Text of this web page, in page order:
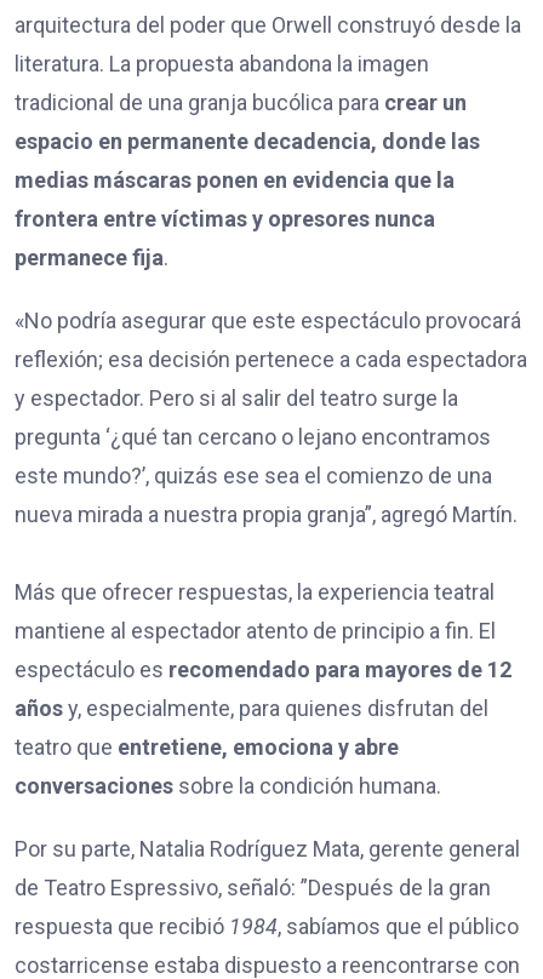
arquitectura del poder que Orwell construyó desde la
literatura. La propuesta abandona la imagen
tradicional de una granja bucólica para crear un
espacio en permanente decadencia, donde las
medias máscaras ponen en evidencia que la
frontera entre víctimas y opresores nunca
permanece fija.
«No podría asegurar que este espectáculo provocará
reflexión; esa decisión pertenece a cada espectadora
y espectador. Pero si al salir del teatro surge la
pregunta ‘¿qué tan cercano o lejano encontramos
este mundo?’, quizás ese sea el comienzo de una
nueva mirada a nuestra propia granja”, agregó Martín.
Más que ofrecer respuestas, la experiencia teatral
mantiene al espectador atento de principio a fin. El
espectáculo es recomendado para mayores de 12
añosy, especialmente, para quienes disfrutan del
teatro que entretiene, emociona y abre
conversaciones sobre la condición humana.
Por su parte, Natalia Rodríguez Mata, gerente general
de Teatro Espressivo, señaló: ”Después de la gran
respuesta que recibió 1984, sabíamos que el público
costarricense estaba dispuesto a reencontrarse con